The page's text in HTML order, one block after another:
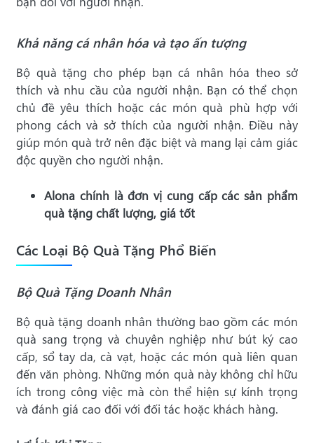
Khả năng cá nhân hóa và tạo ấn tượng
Bộ quà tặng cho phép bạn cá nhân hóa theo sở
thích và nhu cầu của người nhận. Bạn có thể chọn
chủ đề yêu thích hoặc các món quà phù hợp với
phong cách và sở thích của người nhận. Điều này
giúp món quà trở nên đặc biệt và mang lại cảm giác
độc quyền cho người nhận.
Alona chính là đơn vị cung cấp cácsản phẩm
quà tặng chất lượng, giá tốt
Các Loại Bộ Quà Tặng Phổ Biến
Bộ Quà Tặng Doanh Nhân
Bộ quà tặng doanh nhân thường bao gồm các món
quà sang trọng và chuyên nghiệp như bút ký cao
cấp, sổ tay da, cà vạt, hoặc các món quà liên quan
đến văn phòng. Những món quà này không chỉ hữu
ích trong công việc mà còn thể hiện sự kính trọng
và đánh giá cao đối với đối tác hoặc khách hàng.